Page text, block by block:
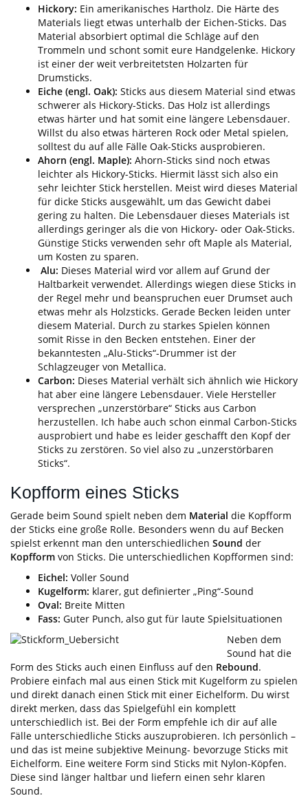
Hickory: Ein amerikanisches Hartholz. Die Härte des
Materials liegt etwas unterhalb der Eichen-Sticks. Das
Material absorbiert optimal die Schläge auf den
Trommeln und schont somit eure Handgelenke. Hickory
ist einer der weit verbreitetsten Holzarten für
Drumsticks.
Eiche (engl. Oak): Sticks aus diesem Material sind etwas
schwerer als Hickory-Sticks. Das Holz ist allerdings
etwas härter und hat somit eine längere Lebensdauer.
Willst du also etwas härteren Rock oder Metal spielen,
solltest du auf alle Fälle Oak-Sticks ausprobieren.
Ahorn (engl. Maple): Ahorn-Sticks sind noch etwas
leichter als Hickory-Sticks. Hiermit lässt sich also ein
sehr leichter Stick herstellen. Meist wird dieses Material
für dicke Sticks ausgewählt, um das Gewicht dabei
gering zu halten. Die Lebensdauer dieses Materials ist
allerdings geringer als die von Hickory- oder Oak-Sticks.
Günstige Sticks verwenden sehr oft Maple als Material,
um Kosten zu sparen.
Alu: Dieses Material wird vor allem auf Grund der
Haltbarkeit verwendet. Allerdings wiegen diese Sticks in
der Regel mehr und beanspruchen euer Drumset auch
etwas mehr als Holzsticks. Gerade Becken leiden unter
diesem Material. Durch zu starkes Spielen können
somit Risse in den Becken entstehen. Einer der
bekanntesten „Alu-Sticks“-Drummer ist der
Schlagzeuger von Metallica.
Carbon: Dieses Material verhält sich ähnlich wie Hickory
hat aber eine längere Lebensdauer. Viele Hersteller
versprechen „unzerstörbare“ Sticks aus Carbon
herzustellen. Ich habe auch schon einmal Carbon-Sticks
ausprobiert und habe es leider geschafft den Kopf der
Sticks zu zerstören. So viel also zu „unzerstörbaren
Sticks“.
Kopfform eines Sticks
Gerade beim Sound spielt neben dem Material die Kopfform
der Sticks eine große Rolle. Besonders wenn du auf Becken
spielst erkennt man den unterschiedlichen Sound der
Kopfform von Sticks. Die unterschiedlichen Kopfformen sind:
Eichel: Voller Sound
Kugelform: klarer, gut definierter „Ping“-Sound
Oval: Breite Mitten
Fass: Guter Punch, also gut für laute Spielsituationen
Neben dem
Sound hat die
Form des Sticks auch einen Einfluss auf den Rebound.
Probiere einfach mal aus einen Stick mit Kugelform zu spielen
und direkt danach einen Stick mit einer Eichelform. Du wirst
direkt merken, dass das Spielgefühl ein komplett
unterschiedlich ist. Bei der Form empfehle ich dir auf alle
Fälle unterschiedliche Sticks auszuprobieren. Ich persönlich –
und das ist meine subjektive Meinung- bevorzuge Sticks mit
Eichelform. Eine weitere Form sind Sticks mit Nylon-Köpfen.
Diese sind länger haltbar und liefern einen sehr klaren
Sound.